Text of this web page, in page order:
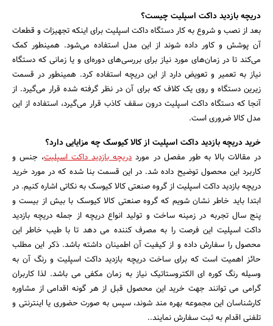
جستجو
دریچه بازدید داکت اسپلیت چیست؟
بعد از نصب و شروع به کار دستگاه داکت اسپلیت برای اینکه تجهیزات و قطعات
آن پوشش و کاور داده شوند از این مدل استفاده می‌شود. همینطور کمک
می‌کند تا در زمان‌های مورد نیاز برای بررسی‌های دوره‌ای و یا زمانی که دستگاه
نیاز به تعمیر و تعویض دارد از این دریچه استفاده کرد. همینطور در قسمت
زیرین دستگاه و روی یک کلاف که برای آن در نظر گرفته شده قرار می‌گیرد. از
آنجا که دستگاه داکت اسپلیت درون سقف کاذب قرار می‌گیرد، استفاده از این
مدل کالا ضروری است.
خرید دریچه بازدید داکت اسپلیت از کالا کیوسک چه مزایایی دارد؟
در مقالات بالا به طور مفصل در مورددریچه بازدید داکت اسپلیت، جنس و
کاربرد این محصول توضیح داده شد. در این قسمت بنا شده که در مورد خرید
دریچه بازدید داکت اسپلیت از گروه صنعتی کالا کیوسک به نکاتی اشاره کنیم. در
ابتدا باید خاطر نشان شویم که گروه صنعتی کالا کیوسک با بیش از بیست و
پنج سال تجربه در زمینه ساخت و تولید انواع دریچه از جمله دریچه بازدید
داکت اسپلیت این فرصت را به مصرف کننده می دهد تا با طیب خاطر این
محصول را سفارش داده و از کیفیت آن اطمینان داشته باشد. ذکر این مطلب
حائز اهمیت است که برای ساخت دریچه بازدید داکت اسپلیت و رنگ آن به
وسیله رنگ کوره ای الکتروستاتیک نیاز به زمان مکفی می باشد. لذا کاربران
گرامی می توانند جهت خرید این محصول قبل از هر گونه اقدامی از مشاوره
کارشناسان این مجموعه بهره مند شوند، سپس به صورت حضوری یا اینترنتی و
تلفنی اقدام به ثبت سفارش نمایند..